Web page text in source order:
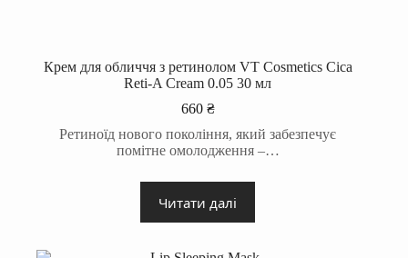
Крем для обличчя з ретинолом VT Cosmetics Cica
Reti-A Cream 0.05 30 мл
660 ₴
Ретиноїд нового покоління, який забезпечує
помітне омолодження –…
Читати далі